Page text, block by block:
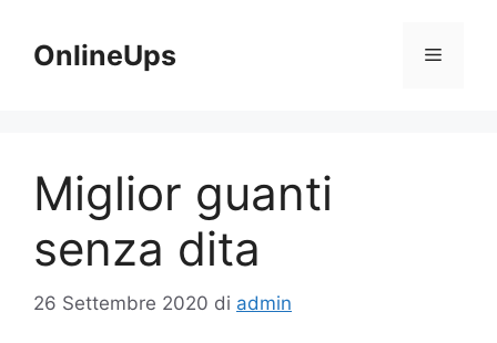
contenuto
OnlineUps Menu
Miglior guanti
senza dita
26 Settembre 2020 di admin